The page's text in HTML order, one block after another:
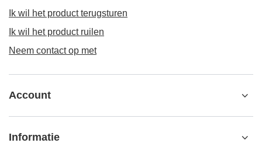
Ik wil het product terugsturen
Ik wil het product ruilen
Neem contact op met
Account
Informatie